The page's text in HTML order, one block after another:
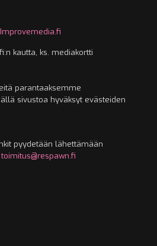
Improvemedia.fi
kautta, ks. mediakortti
parantaaksemme
sivustoa hyväksyt evästeiden
pyydetään lähettämään
toimitus@respawn.fi